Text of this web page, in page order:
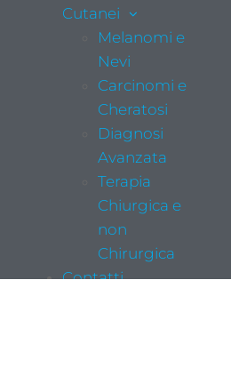
Cutanei
Melanomi e
Nevi
Carcinomi e
Cheratosi
Diagnosi
Avanzata
Terapia
Chiurgica e
non
Chirurgica
Contatti